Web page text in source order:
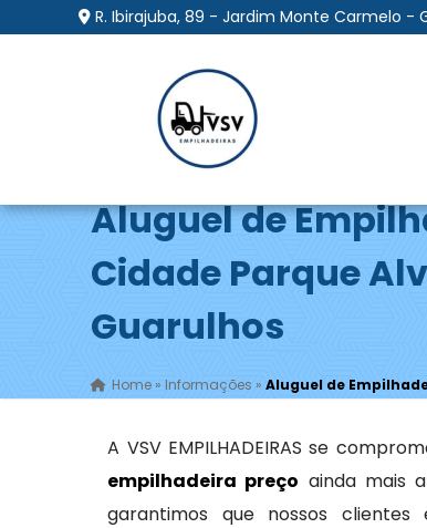
R. Ibirajuba, 89 - Jardim Monte Carmelo -
Aluguel de
Cidade Parque
Guarulhos
Home »Informações »Aluguel de
A VSV EMPILHADEIRAS se
empilhadeira preço ainda mais
garantimos que nossos